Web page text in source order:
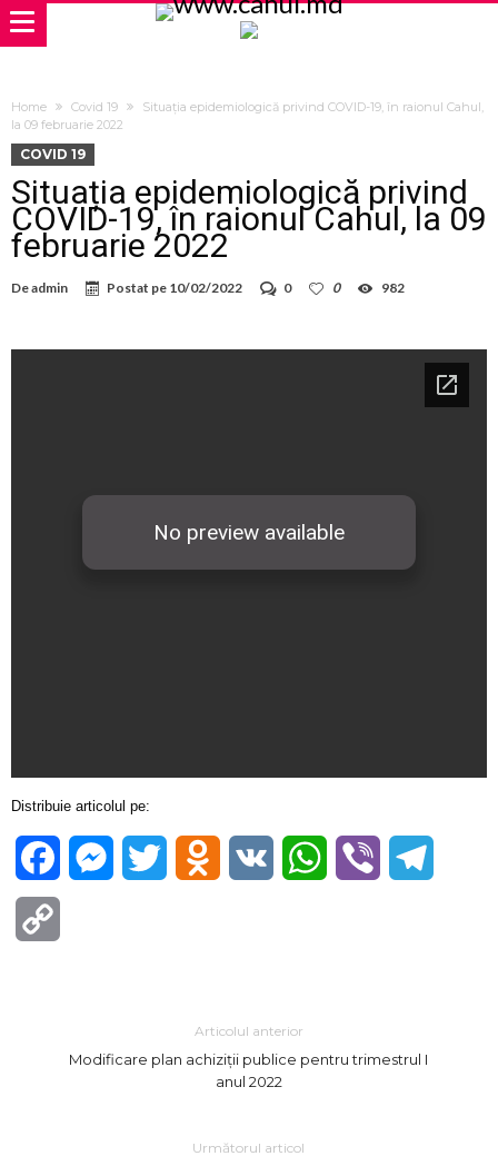
Home Covid 19
Situația epidemiologică privind COVID-19, în raionul Cahul,
la 09 februarie 2022
COVID 19
Situația epidemiologică privind
COVID-19, în raionul Cahul, la 09
februarie 2022
Deadmin Postat pe 10/02/2022 0 0 982
Distribuie articolul pe:
FacebookMessenger
Twitter Odnoklassniki
VK WhatsApp
Viber
Articolul anterior
Modificare plan achiziții publice pentru trimestrul I
anul 2022
Următorul articol